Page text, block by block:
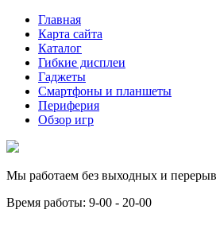
Главная
Карта сайта
Каталог
Гибкие дисплеи
Гаджеты
Смартфоны и планшеты
Периферия
Обзор игр
Мы работаем без выходных и
Время работы: 9-00 - 20-00